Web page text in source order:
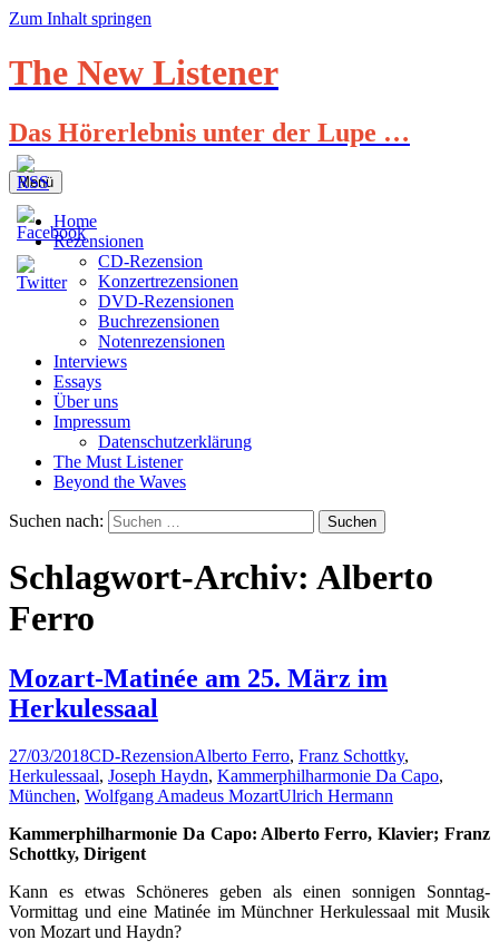
Zum Inhalt springen
The New Listener
Das Hörerlebnis unter der Lupe …
Menü
Home
Rezensionen
CD-Rezension
Konzertrezensionen
DVD-Rezensionen
Buchrezensionen
Notenrezensionen
Interviews
Essays
Über uns
Impressum
Datenschutzerklärung
The Must Listener
Beyond the Waves
Suchen nach:
Schlagwort-Archiv: Alberto
Ferro
Mozart-Matinée am 25. März im
Herkulessaal
27/03/2018CD-RezensionAlberto Ferro, Franz Schottky,
Herkulessaal, Joseph Haydn, Kammerphilharmonie Da Capo,
München, Wolfgang Amadeus MozartUlrich Hermann
Kammerphilharmonie Da Capo: Alberto Ferro, Klavier; Franz
Schottky, Dirigent
Kann es etwas Schöneres geben als einen sonnigen Sonntag-
Vormittag und eine Matinée im Münchner Herkulessaal mit Musik
von Mozart und Haydn?